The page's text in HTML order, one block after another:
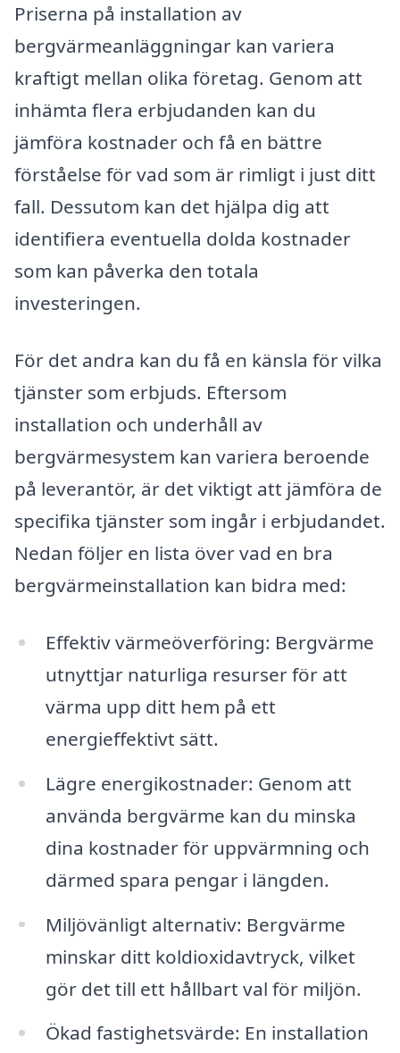
Priserna på installation av
bergvärmeanläggningar kan variera
kraftigt mellan olika företag. Genom att
inhämta flera erbjudanden kan du
jämföra kostnader och få en bättre
förståelse för vad som är rimligt i just ditt
fall. Dessutom kan det hjälpa dig att
identifiera eventuella dolda kostnader
som kan påverka den totala
investeringen.
För det andra kan du få en känsla för vilka
tjänster som erbjuds. Eftersom
installation och underhåll av
bergvärmesystem kan variera beroende
på leverantör, är det viktigt att jämföra de
specifika tjänster som ingår i erbjudandet.
Nedan följer en lista över vad en bra
bergvärmeinstallation kan bidra med:
Effektiv värmeöverföring: Bergvärme
utnyttjar naturliga resurser för att
värma upp ditt hem på ett
energieffektivt sätt.
Lägre energikostnader: Genom att
använda bergvärme kan du minska
dina kostnader för uppvärmning och
därmed spara pengar i längden.
Miljövänligt alternativ: Bergvärme
minskar ditt koldioxidavtryck, vilket
gör det till ett hållbart val för miljön.
Ökad fastighetsvärde: En installation